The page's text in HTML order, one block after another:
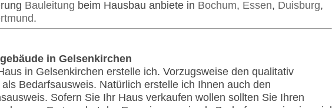
Bauleitung beim Hausbau anbiete in Bochum, Essen, Duisburg,
.
in Gelsenkirchen
in Gelsenkirchen erstelle ich. Vorzugsweise den qualitativ
Bedarfsausweis. Natürlich erstelle ich Ihnen auch den
Sofern Sie Ihr Haus verkaufen wollen sollten Sie Ihren